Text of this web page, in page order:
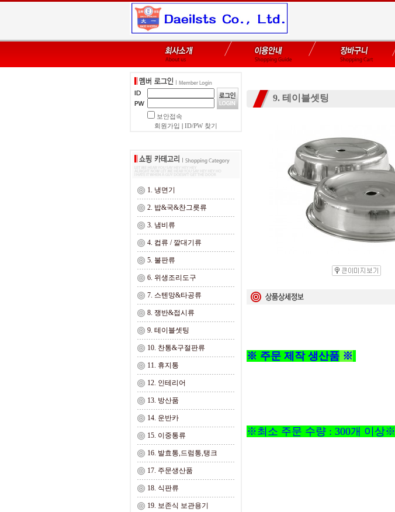
보안접속
회원가입
ID/PW 찾기
1. 냉면기
2. 밥&국&찬그릇류
3. 냄비류
4. 컵류 / 깔대기류
5. 불판류
6. 위생조리도구
7. 스텐망&타공류
8. 쟁반&접시류
9. 테이블셋팅
10. 찬통&구절판류
11. 휴지통
12. 인테리어
13. 방산품
14. 운반카
15. 이중통류
16. 발효통,드럼통,탱크
17. 주문생산품
18. 식판류
19. 보존식 보관용기
9. 테이블셋팅
※ 주문 제작 생산품 ※
※최소 주문 수량 : 300개 이상※